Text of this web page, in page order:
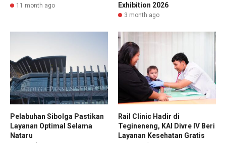
11 month ago
Exhibition 2026
3 month ago
Pelabuhan Sibolga Pastikan
Layanan Optimal Selama
Nataru
Rail Clinic Hadir di
Tegineneng, KAI Divre IV Beri
Layanan Kesehatan Gratis